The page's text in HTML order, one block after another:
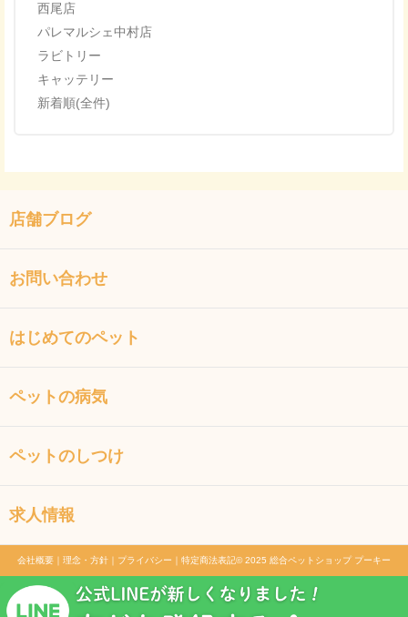
西尾店
パレマルシェ中村店
ラビトリー
キャッテリー
新着順(全件)
店舗ブログ
お問い合わせ
はじめてのペット
ペットの病気
ペットのしつけ
求人情報
会社概要 ｜ 理念・方針 ｜ プライバシー ｜ 特定商法表記© 2025 総合ペットショップ プーキー